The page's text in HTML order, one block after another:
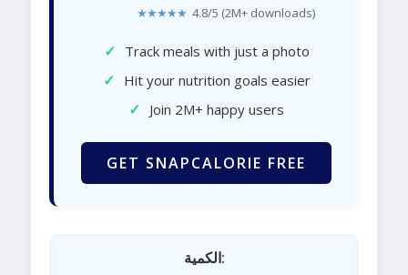
★★★★★ 4.8/5 (2M+ downloads)
✓ Track meals with just a photo
✓ Hit your nutrition goals easier
✓ Join 2M+ happy users
GET SNAPCALORIE FREE
الكمية: